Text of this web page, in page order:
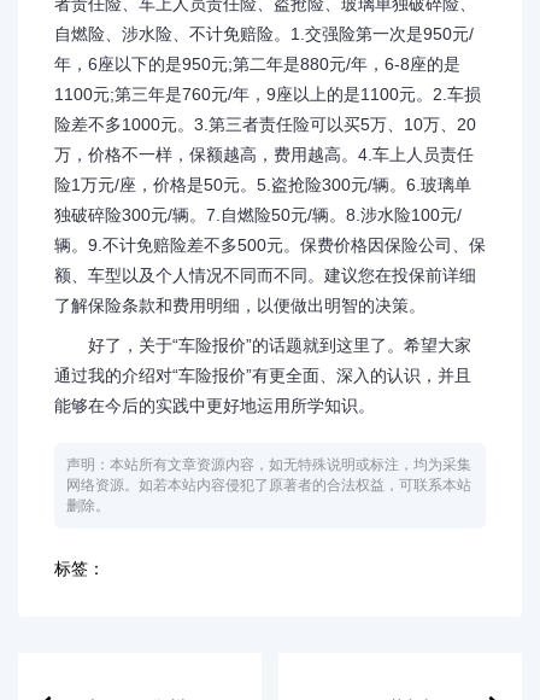
自燃险、涉水险、不计免赔险。1.交强险第一次是950元/
年，6座以下的是950元;第二年是880元/年，6-8座的是
1100元;第三年是760元/年，9座以上的是1100元。2.车损
险差不多1000元。3.第三者责任险可以买5万、10万、20
万，价格不一样，保额越高，费用越高。4.车上人员责任
险1万元/座，价格是50元。5.盗抢险300元/辆。6.玻璃单
独破碎险300元/辆。7.自燃险50元/辆。8.涉水险100元/
辆。9.不计免赔险差不多500元。保费价格因保险公司、保
额、车型以及个人情况不同而不同。建议您在投保前详细
了解保险条款和费用明细，以便做出明智的决策。
好了，关于“车险报价”的话题就到这里了。希望大家
通过我的介绍对“车险报价”有更全面、深入的认识，并且
能够在今后的实践中更好地运用所学知识。
声明：本站所有文章资源内容，如无特殊说明或标注，均为采集
网络资源。如若本站内容侵犯了原著者的合法权益，可联系本站
删除。
标签：